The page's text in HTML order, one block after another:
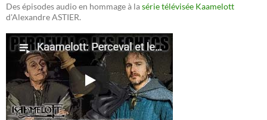
Des épisodes audio en hommage à lasérie télévisée Kaamelott
d'Alexandre ASTIER.